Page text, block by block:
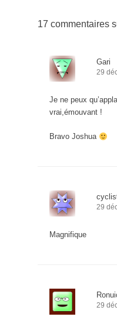
17 commentaires
Gari
29
Je ne peux
vrai,émouvant !
Bravo Joshua
29
Magnifique
29